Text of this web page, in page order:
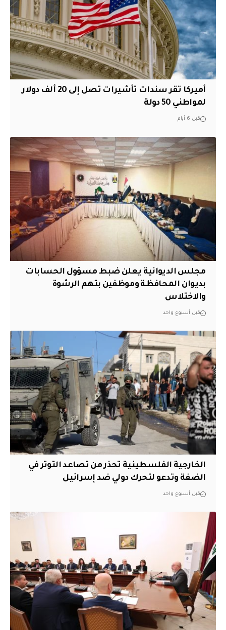
أميركا تقر سندات تأشيرات تصل إلى 20 ألف دولار
لمواطني 50 دولة
قبل 6 أيام
مجلس الديوانية يعلن ضبط مسؤول الحسابات
بديوان المحافظة وموظفين بتهم الرشوة
والاختلاس
قبل أسبوع واحد
الخارجية الفلسطينية تحذر من تصاعد التوتر في
الضفة وتدعو لتحرك دولي ضد إسرائيل
قبل أسبوع واحد